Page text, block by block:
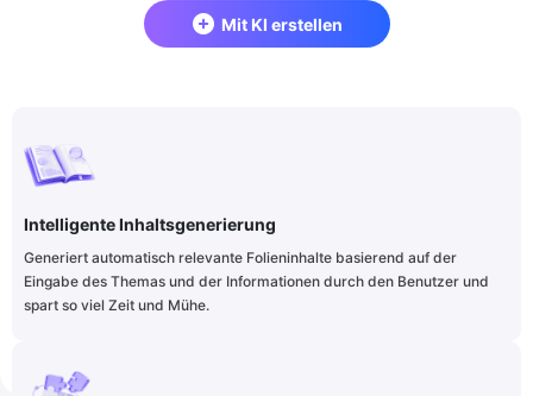
Mit KI erstellen
Intelligente Inhaltsgenerierung
Generiert automatisch relevante Folieninhalte basierend auf der
Eingabe des Themas und der Informationen durch den Benutzer und
spart so viel Zeit und Mühe.